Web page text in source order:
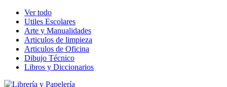
Ver todo
Utiles Escolares
Arte y Manualidades
Articulos de limpieza
Articulos de Oficina
Dibujo Técnico
Libros y Diccionarios